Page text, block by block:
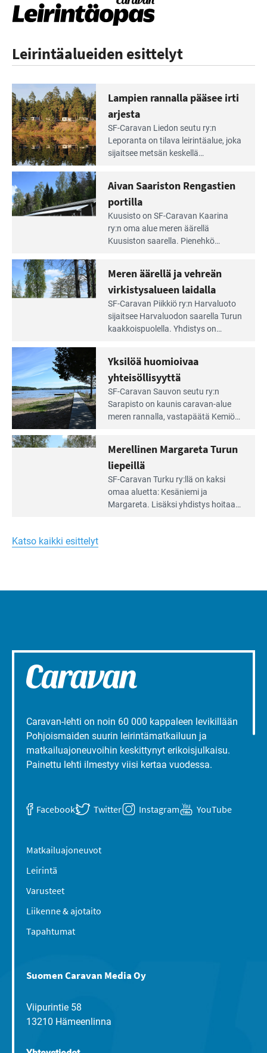
Leirintäalueiden esittelyt
Lue
Leirintäoppaan
artikkeli:
Lampien
rannalla
pääsee
irti
arjesta
Lampien rannalla pääsee irti
arjesta
SF-Caravan Liedon seutu ry:n
Leporanta on tilava leirintäalue, joka
sijaitsee metsän kes­kellä
tarjoaa ympäris­töineen kauniit
maisemat ja loistavat virkistäytymis­
mahdollisuudet.
Lue
Saariston
Rengastien
portilla
Aivan Saariston Rengastien
portilla
Kuusisto on SF-Caravan Kaarina
ry:n oma alue meren äärellä
Kuusiston saarella. Pie­nehkö
äärellä
ja
vehreän
virkistysalueen
laidalla
Meren äärellä ja vehreän
virkistysalueen laidalla
SF-Caravan Piikkiö ry:n Harvaluoto
sijait­see Harvaluodon saarella Turun
kaakkois­puolella. Yhdistys on
virkistysalueesta.
Lue
Leirintäoppaan
artikkeli:
Yksilöä
huomioivaa
yhteisöllisyyttä
Yksilöä huomioivaa
yhteisöllisyyttä
SF-Caravan Sauvon seutu ry:n
Sarapisto on kaunis caravan-alue
meren rannalla, vasta­päätä Kemiön
kymmenen paikkaa ilman sähköä.
Turun
liepeillä
Merellinen Margareta Turun
liepeillä
SF-Caravan Turku ry:llä on kaksi
omaa aluet­ta: Kesäniemi ja
Margareta. Lisäksi yhdis­tys hoitaa
Katso kaikki esittelyt
Caravan-lehti on noin 60 000 kappaleen levikillään
Pohjoismaiden suurin leirintämatkailuun ja
matkailuajoneuvoihin keskittynyt erikoisjulkaisu.
Painettu lehti ilmestyy viisi kertaa vuodessa.
Facebook Twitter Instagram YouTube
Matkailuajoneuvot
Leirintä
Varusteet
Liikenne & ajotaito
Tapahtumat
Suomen Caravan Media Oy
Viipurintie 58
13210 Hämeenlinna